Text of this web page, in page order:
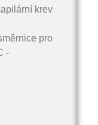
krev
pro
-